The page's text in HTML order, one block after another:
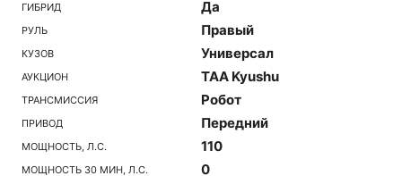
ГИБРИД Да
РУЛЬ Правый
КУЗОВ Универсал
АУКЦИОН TAA Kyushu
ТРАНСМИССИЯ Робот
ПРИВОД Передний
МОЩНОСТЬ, Л.С. 110
МОЩНОСТЬ 30 МИН, Л.С. 0